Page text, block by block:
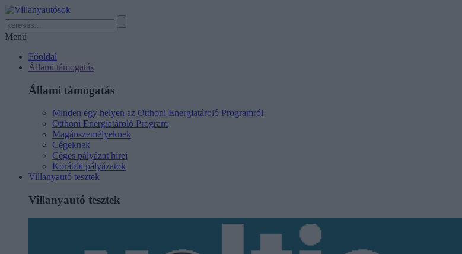
Menü
Főoldal
Állami támogatás
Állami támogatás
Minden egy helyen az Otthoni Energiatároló Programról
Otthoni Energiatároló Program
Magánszemélyeknek
Cégeknek
Céges pályázat hírei
Korábbi pályázatok
Villanyautó tesztek
Villanyautó tesztek